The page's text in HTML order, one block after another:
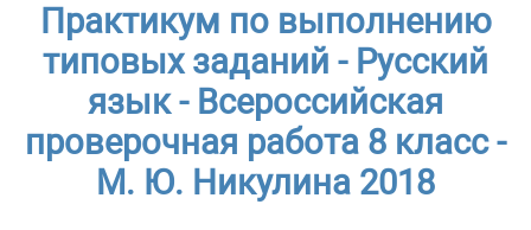
Практикум по выполнению
типовых заданий - Русский
язык - Всероссийская
проверочная работа 8 класс -
М. Ю. Никулина 2018